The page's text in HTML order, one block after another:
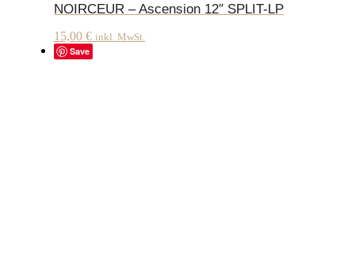
NOIRCEUR – Ascension 12″ SPLIT-LP
15,00 € inkl. MwSt.
Save